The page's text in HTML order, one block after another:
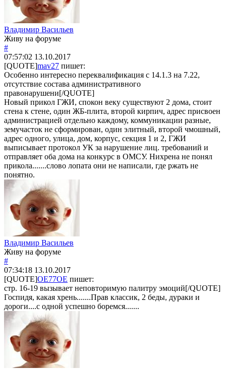
Владимир Васильев
Живу на форуме
#
07:57:02 13.10.2017
[QUOTE]mav27 пишет:
Особенно интересно переквалификация с 14.1.3 на 7.22,
отсутствие состава административного
правонарушени[/QUOTE]
Новый прикол ГЖИ, спокон веку существуют 2 дома, стоит
стена к стене, один ЖБ-плита, второй кирпич, адрес присвоен
администрацией отдельно каждому, коммуникации разные,
земучасток не сформирован, один элитный, второй чмошный,
адрес одного, улица, дом, корпус, секция 1 и 2, ГЖИ
выписывает протокол УК за нарушение лиц. требований и
отправляет оба дома на конкурс в ОМСУ. Нихрена не понял
прикола.......слово лопата они не написали, где ржать не
понятно.
Владимир Васильев
Живу на форуме
#
07:34:18 13.10.2017
[QUOTE]OE77OE пишет:
стр. 16-19 вызывает неповторимую палитру эмоций[/QUOTE]
Госпидя, какая хрень.......Прав классик, 2 беды, дураки и
дороги....с одной успешно боремся.......